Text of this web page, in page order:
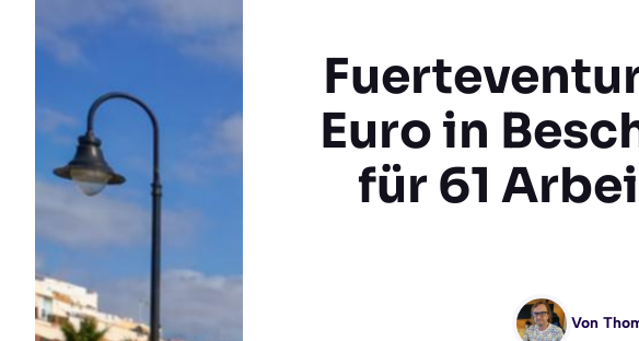
Euro in
für 61
Von